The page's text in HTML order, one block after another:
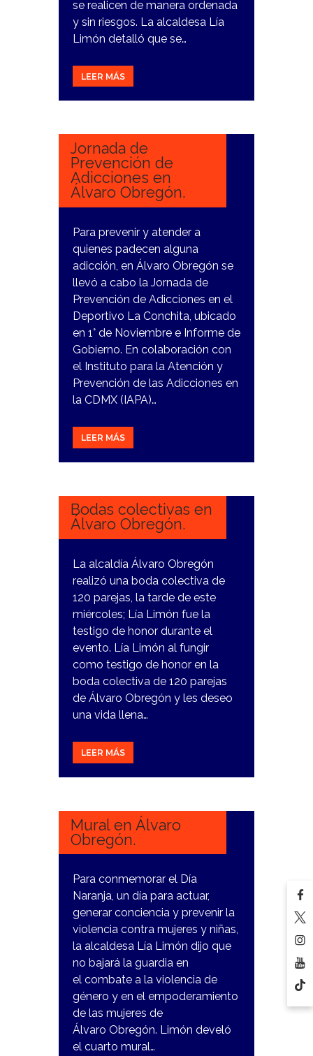
se realicen de manera ordenada
y sin riesgos. La alcaldesa Lía
Limón detalló que se…
LEER MÁS
19
Jornada de
Prevención de
Adicciones en
Álvaro Obregón.
Para prevenir y atender a
quienes padecen alguna
adicción, en Álvaro Obregón se
llevó a cabo la Jornada de
Prevención de Adicciones en el
Deportivo La Conchita, ubicado
en 1° de Noviembre e Informe de
Gobierno. En colaboración con
el Instituto para la Atención y
Prevención de las Adicciones en
la CDMX (IAPA)…
LEER MÁS
29
Bodas colectivas en
Álvaro Obregón.
La alcaldía Álvaro Obregón
realizó una boda colectiva de
120 parejas, la tarde de este
miércoles; Lía Limón fue la
testigo de honor durante el
evento. Lía Limón al fungir
como testigo de honor en la
boda colectiva de 120 parejas
de Álvaro Obregón y les deseo
una vida llena…
LEER MÁS
27
Mural en Álvaro
Obregón.
Para conmemorar el Día
Naranja, un día para actuar,
generar conciencia y prevenir la
violencia contra mujeres y niñas,
la alcaldesa Lía Limón dijo que
no bajará la guardia en
el combate a la violencia de
género y en el empoderamiento
de las mujeres de
Álvaro Obregón. Limón develó
el cuarto mural…